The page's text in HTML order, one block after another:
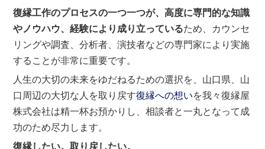
復縁工作のプロセスの一つ一つが、高度に専門的な知識
やノウハウ、経験により成り立っているため、カウンセ
リングや調査、分析者、演技者などの専門家により実施
することが非常に重要です。
人生の大切の未来をゆだねるための選択を、山口県、山
口周辺の大切な人を取り戻す復縁への想いを我々復縁屋
株式会社は精一杯お預かりし、相談者と一丸となって成
功のため尽力します。
復縁したい。取り戻したい。